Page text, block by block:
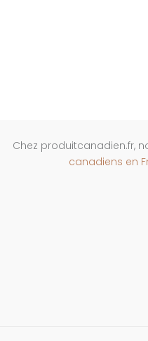
Chez produitcanadien.fr,
canadiens en